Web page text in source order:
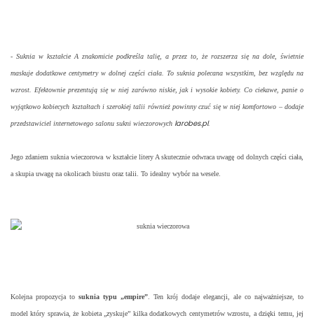
- Suknia w kształcie A znakomicie podkreśla talię, a przez to, że rozszerza się na dole, świetnie
maskuje dodatkowe centymetry w dolnej części ciała. To suknia polecana wszystkim, bez względu na
wzrost. Efektownie prezentują się w niej zarówno niskie, jak i wysokie kobiety. Co ciekawe, panie o
wyjątkowo kobiecych kształtach i szerokiej talii również powinny czuć się w niej komfortowo – dodaje
przedstawiciel internetowego salonu sukni wieczorowych larobes.pl.
Jego zdaniem suknia wieczorowa w kształcie litery A skutecznie odwraca uwagę od dolnych części ciała,
a skupia uwagę na okolicach biustu oraz talii. To idealny wybór na wesele.
Kolejna propozycja to suknia typu „empire” . Ten krój dodaje elegancji, ale co najważniejsze, to
model który sprawia, że kobieta „zyskuje” kilka dodatkowych centymetrów wzrostu, a dzięki temu, jej